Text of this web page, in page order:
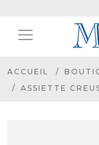
ACCUEIL
ASSIETTE